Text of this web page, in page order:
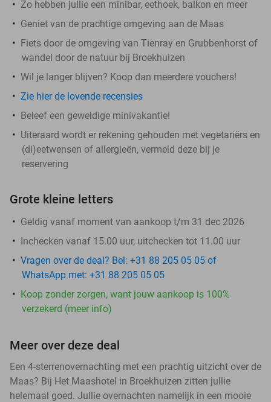
Zo hebben jullie een minibar, eethoek, balkon en meer
Geniet van de prachtige omgeving aan de Maas
Fiets door de omgeving van Tienray en Grubbenhorst of
wandel door de natuur bij Broekhuizen
Wil je langer blijven? Koop dan meerdere vouchers!
Zie hier de lovende recensies
Beleef een geweldige minivakantie!
Uiteraard wordt er rekening gehouden met vegetariërs en
(di)eetwensen of allergieën, vermeld deze bij je
reservering
Grote kleine letters
Geldig vanaf moment van aankoop t/m 31 dec 2026
Inchecken vanaf 15.00 uur, uitchecken tot 11.00 uur
Vragen over de deal? Bel: +31 88 205 05 05 of
WhatsApp met: +31 88 205 05 05
Koop zonder zorgen, want jouw aankoop is 100%
verzekerd (meer info)
Meer over deze deal
Een 4-sterrenovernachting met een prachtig uitzicht over de
Maas? Bij Het Maashotel in Broekhuizen zitten jullie
helemaal goed. Jullie overnachten namelijk in een mooie